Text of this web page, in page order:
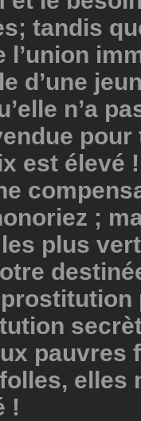
tandis
l’union
d’une
n’a
pour
est élevé
;
plus
pauvres
elles
!